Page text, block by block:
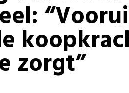
zorgt”